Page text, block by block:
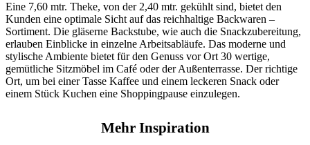
Eine 7,60 mtr. Theke, von der 2,40 mtr. gekühlt sind, bietet den
Kunden eine optimale Sicht auf das reichhaltige Backwaren –
Sortiment. Die gläserne Backstube, wie auch die Snackzubereitung,
erlauben Einblicke in einzelne Arbeitsabläufe. Das moderne und
stylische Ambiente bietet für den Genuss vor Ort 30 wertige,
gemütliche Sitzmöbel im Café oder der Außenterrasse. Der richtige
Ort, um bei einer Tasse Kaffee und einem leckeren Snack oder
einem Stück Kuchen eine Shoppingpause einzulegen.
Mehr Inspiration